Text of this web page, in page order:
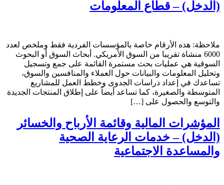
(الدخل) – قطاع المعلومات
ملاحظة: هذه الأرقام خاصة بالمؤسسات الفردية فقط وملخص لعدد
6000 منشاة تقريبا من السوق الأمريكي. أبحاث السوق أو البحوث
السوقية هي عمليات بحث مستمرة القائمة على جمع وتسجيل
وتحليل المعلومات والبيانات حول العملاء والمنافسين والسوق،
تساعدك في إعداد دراسات الجدوى وخطط العمل للمشاريع
المتوسطة والصغيرة، كما تساعد أيضاً على إطلاق المنتجات الجديدة
والتوسع والحصول على […]
المؤشرات المالية وقائمة الأرباح والخسائر
(الدخل) – خدمات الرعاية الصحية
والمساعدة الاجتماعية